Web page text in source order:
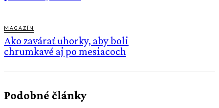
MAGAZÍN
Ako zavárať uhorky, aby boli
chrumkavé aj po mesiacoch
Podobné články